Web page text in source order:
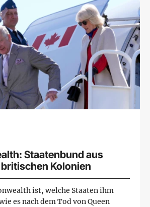
Staatenbund aus
Kolonien
ist, welche Staaten ihm
es nach dem Tod von Queen